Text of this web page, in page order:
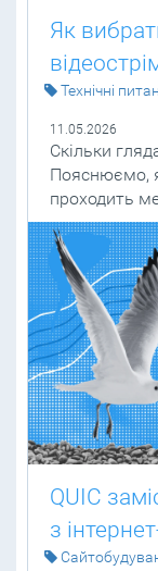
Як
Технічні
11.05.2026
Скільки
Пояснюємо,
проходить
QUIC
з